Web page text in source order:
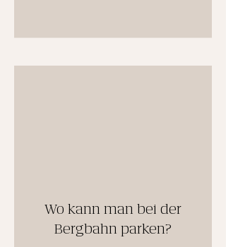
Wo kann man bei der
Bergbahn parken?